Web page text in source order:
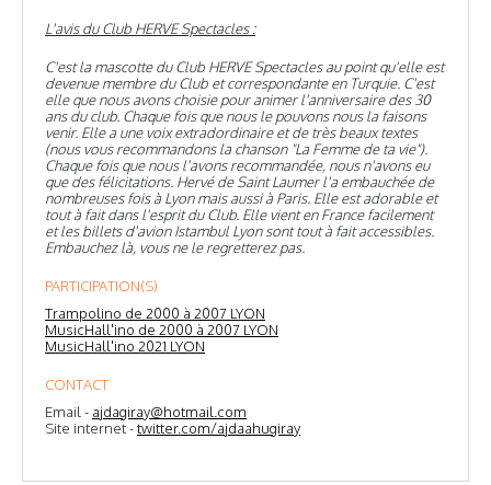
L'avis du Club HERVE Spectacles :
C'est la mascotte du Club HERVE Spectacles au point qu'elle est
devenue membre du Club et correspondante en Turquie. C'est
elle que nous avons choisie pour animer l'anniversaire des 30
ans du club. Chaque fois que nous le pouvons nous la faisons
venir. Elle a une voix extradordinaire et de très beaux textes
(nous vous recommandons la chanson "La Femme de ta vie").
Chaque fois que nous l'avons recommandée, nous n'avons eu
que des félicitations. Hervé de Saint Laumer l'a embauchée de
nombreuses fois à Lyon mais aussi à Paris. Elle est adorable et
tout à fait dans l'esprit du Club. Elle vient en France facilement
et les billets d'avion Istambul Lyon sont tout à fait accessibles.
Embauchez là, vous ne le regretterez pas.
PARTICIPATION(S)
Trampolino de 2000 à 2007 LYON
MusicHall'ino de 2000 à 2007 LYON
MusicHall'ino 2021 LYON
CONTACT
Email - ajdagiray@hotmail.com
Site internet -twitter.com/ajdaahugiray